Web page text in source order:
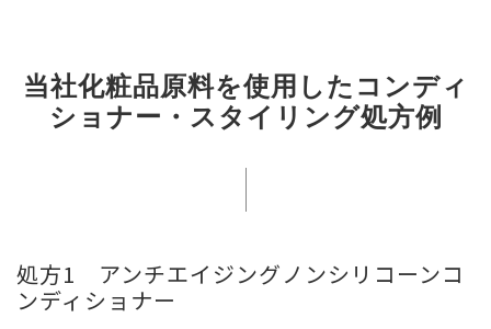
当社化粧品原料を使用したコンディ
ショナー・スタイリング処方例
処方1 アンチエイジングノンシリコーンコ
ンディショナー